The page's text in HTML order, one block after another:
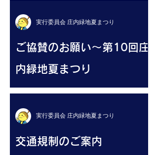
ご協賛のお願い～第10回庄
内緑地夏まつり
実行委員会 庄内緑地夏まつり
交通規制のご案内
実行委員会 庄内緑地夏まつり